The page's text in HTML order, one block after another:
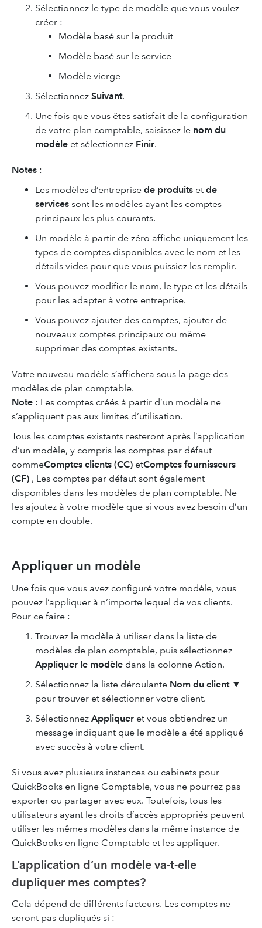
Sélectionnez le type de modèle que vous voulez
créer :
Modèle basé sur le produit
Modèle basé sur le service
Modèle vierge
Sélectionnez Suivant.
Une fois que vous êtes satisfait de la configuration
de votre plan comptable, saisissez le nom du
modèle et sélectionnez Finir.
Notes :
Les modèles d’entreprise de produits et de
services sont les modèles ayant les comptes
principaux les plus courants.
Un modèle à partir de zéro affiche uniquement les
types de comptes disponibles avec le nom et les
détails vides pour que vous puissiez les remplir.
Vous pouvez modifier le nom, le type et les détails
pour les adapter à votre entreprise.
Vous pouvez ajouter des comptes, ajouter de
nouveaux comptes principaux ou même
supprimer des comptes existants.
Votre nouveau modèle s’affichera sous la page des
modèles de plan comptable.
Note : Les comptes créés à partir d’un modèle ne
s’appliquent pas aux limites d’utilisation.
Tous les comptes existants resteront après l’application
d’un modèle, y compris les comptes par défaut
commeComptes clients (CC) etComptes fournisseurs
(CF) , Les comptes par défaut sont également
disponibles dans les modèles de plan comptable. Ne
les ajoutez à votre modèle que si vous avez besoin d’un
compte en double.
Appliquer un modèle
Une fois que vous avez configuré votre modèle, vous
pouvez l’appliquer à n’importe lequel de vos clients.
Pour ce faire :
Trouvez le modèle à utiliser dans la liste de
modèles de plan comptable, puis sélectionnez
Appliquer le modèle dans la colonne Action.
Sélectionnez la liste déroulante Nom du client▼
pour trouver et sélectionner votre client.
Sélectionnez Appliquer et vous obtiendrez un
message indiquant que le modèle a été appliqué
avec succès à votre client.
Si vous avez plusieurs instances ou cabinets pour
QuickBooks en ligne Comptable, vous ne pourrez pas
exporter ou partager avec eux. Toutefois, tous les
utilisateurs ayant les droits d’accès appropriés peuvent
utiliser les mêmes modèles dans la même instance de
QuickBooks en ligne Comptable et les appliquer.
L’application d’un modèle va-t-elle
dupliquer mes comptes?
Cela dépend de différents facteurs. Les comptes ne
seront pas dupliqués si :